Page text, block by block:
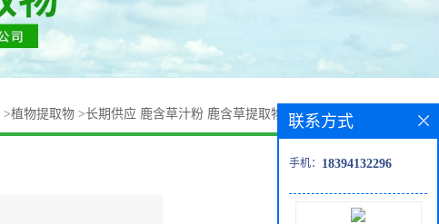
>植物提取物 >长期供应 鹿含草汁粉 鹿含草提取物10:1 六衔草浸膏
联系方式
手机： 18394132296